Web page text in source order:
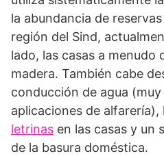
la abundancia de
región del Sind,
lado, las casas a menudo
madera. También cabe
conducción de agua
aplicaciones de alfarería),
letrinas en las casas y un
de la basura doméstica.